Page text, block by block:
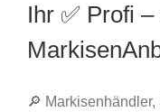
Ihr ✅ Profi
🔎